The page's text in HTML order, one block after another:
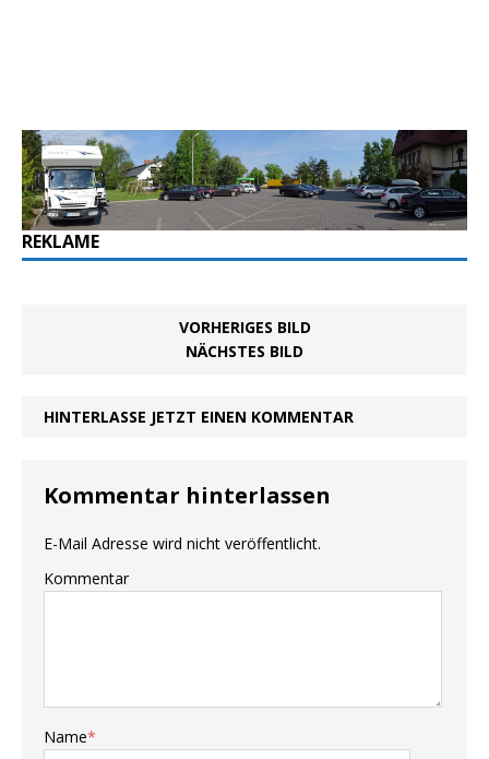
REKLAME
VORHERIGES BILD
NÄCHSTES BILD
HINTERLASSE JETZT EINEN KOMMENTAR
Kommentar hinterlassen
E-Mail Adresse wird nicht veröffentlicht.
Kommentar
Name*